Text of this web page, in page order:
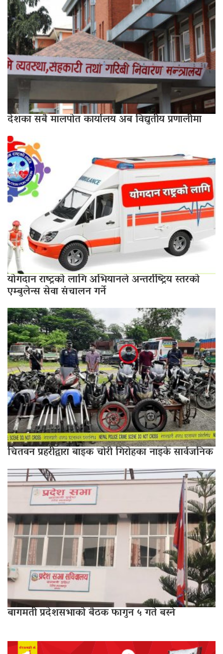
देशका सबै मालपोत कार्यालय अब विद्युतीय प्रणालीमा
योगदान राष्ट्रको लागि अभियानले अन्तर्राष्ट्रिय स्तरको
एम्बुलेन्स सेवा संचालन गर्ने
चितवन प्रहरीद्वारा बाइक चोरी गिरोहका नाइके सार्वजनिक
बागमती प्रदेशसभाको बैठक फागुन ५ गते बस्ने